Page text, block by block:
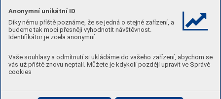
Anonymní unikátní ID
Díky němu příště poznáme, že se jedná o stejné zařízení, a
budeme tak moci přesněji vyhodnotit návštěvnost.
Identifikátor je zcela anonymní.
Vaše souhlasy a odmítnutí si ukládáme do vašeho zařízení, abychom se
vás už příště znovu neptali. Můžete je kdykoli později upravit ve Správě
cookies
Plzeň
Schéma širších vztahů Schéma rekreační infrastruktury